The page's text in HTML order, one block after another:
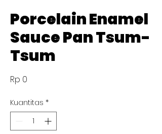
Porcelain Enamel
Sauce Pan Tsum-
Tsum
Rp 0
Kuantitas *